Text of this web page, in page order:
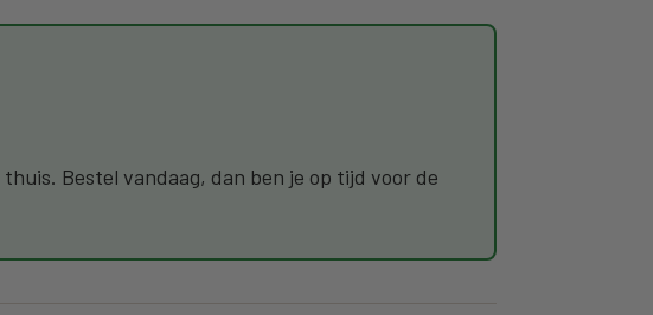
Bestel vandaag, dan ben je op tijd voor de